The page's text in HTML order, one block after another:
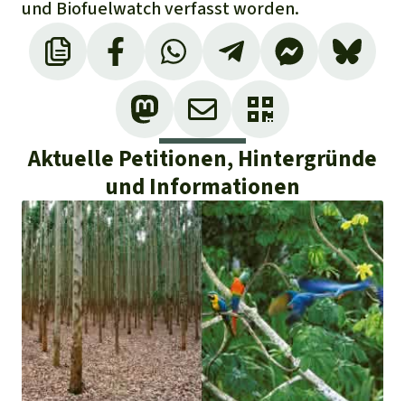
und Biofuelwatch verfasst worden.
Aktuelle Petitionen, Hintergründe
und Informationen